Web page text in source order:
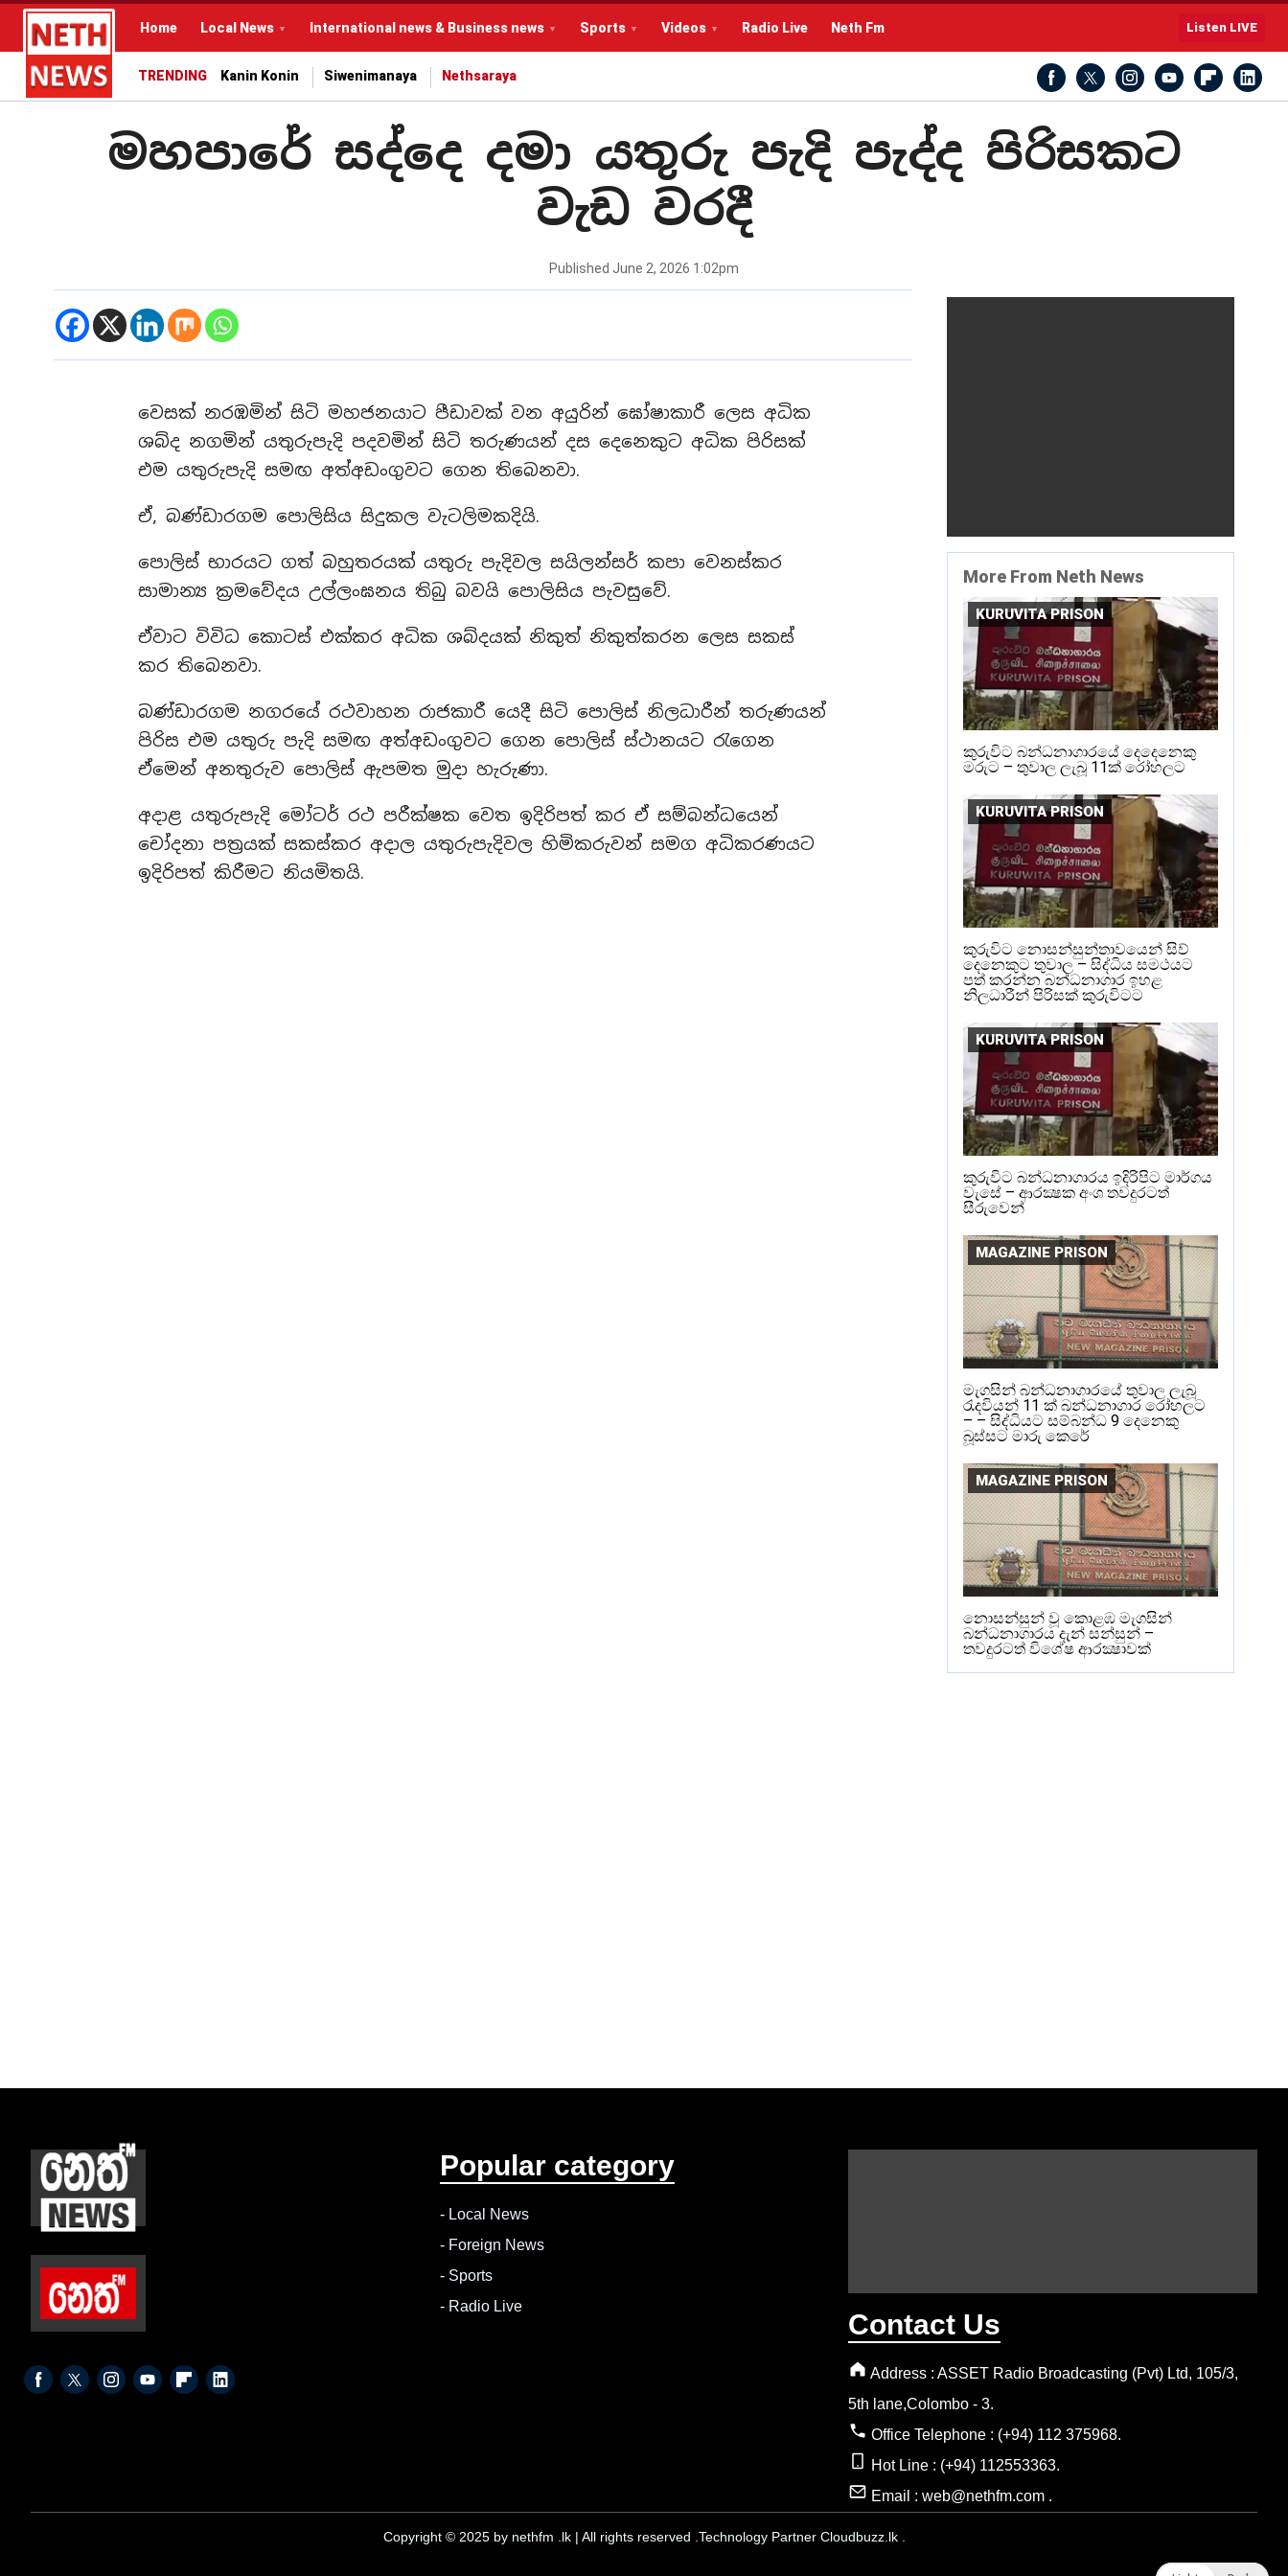
Home Local News International news & Business news Sports Videos Radio Live Neth Fm Listen LIVE
TRENDING Kanin Konin Siwenimanaya Nethsaraya
මහපාරේ සද්දෙ දමා යතුරු පැදි පැද්ද පිරිසකට
වැඩ වරදී
Published June 2, 2026 1:02pm
වෙසක් නරඹමින් සිටි මහජනයාට පීඩාවක් වන අයුරින් ඝෝෂාකාරී ලෙස අධික
ශබ්ද නගමින් යතුරුපැදි පදවමින් සිටි තරුණයන් දස දෙනෙකුට අධික පිරිසක්
එම යතුරුපැදි සමඟ අත්අඩංගුවට ගෙන තිබෙනවා.
ඒ, බණ්ඩාරගම පොලිසිය සිදුකල වැටලිමකදියි.
පොලිස් භාරයට ගත් බහුතරයක් යතුරු පැදිවල සයිලන්සර් කපා වෙනස්කර
සාමාන්‍ය ක්‍රමවේදය උල්ලංඝනය තිබු බවයි පොලිසිය පැවසුවේ.
ඒවාට විවිධ කොටස් එක්කර අධික ශබ්දයක් නිකුත් නිකුත්කරන ලෙස සකස්
කර තිබෙනවා.
බණ්ඩාරගම නගරයේ රථවාහන රාජකාරී යෙදී සිටි පොලිස් නිලධාරීන් තරුණයන්
පිරිස එම යතුරු පැදි සමඟ අත්අඩංගුවට ගෙන පොලිස් ස්ථානයට රැගෙන
ඒමෙන් අනතුරුව පොලිස් ඇපමත මුදා හැරුණා.
අදාළ යතුරුපැදි මෝටර් රථ පරීක්ෂක වෙත ඉදිරිපත් කර ඒ සම්බන්ධයෙන්
චෝදනා පත්‍රයක් සකස්කර අදාල යතුරුපැදිවල හිමිකරුවන් සමග අධිකරණයට
ඉදිරිපත් කිරීමට නියමිතයි.
More From Neth News
KURUVITA PRISON
කුරුවිට බන්ධනාගාරයේ දෙදෙනෙකු
මරුට – තුවාල ලැබූ 11ක් රෝහලට
KURUVITA PRISON
කුරුවිට නොසන්සුන්තාවයෙන් සිව්
දෙනෙකුට තුවාල – සිද්ධිය සමථයට
පත් කරන්න බන්ධනාගාර ඉහළ
නිලධාරීන් පිරිසක් කුරුවිටට
KURUVITA PRISON
කුරුවිට බන්ධනාගාරය ඉදිරිපිට මාර්ගය
වැසේ – ආරක්‍ෂක අංශ තවදුරටත්
සීරුවෙන්
MAGAZINE PRISON
මැගසින් බන්ධනාගාරයේ තුවාල ලැබූ
රැදවියන් 11 ක් බන්ධනාගාර රෝහලට
– – සිද්ධියට සම්බන්ධ 9 දෙනෙකු
බූස්සට මාරු කෙරේ
MAGAZINE PRISON
නොසන්සුන් වූ කොළඹ මැගසින්
බන්ධනාගාරය දැන් සන්සුන් –
තවදුරටත් විශේෂ ආරක්‍ෂාවක්
Popular category
- Local News
- Foreign News
- Sports
- Radio Live
Contact Us
Address : ASSET Radio Broadcasting (Pvt) Ltd, 105/3,
5th lane,Colombo - 3.
Office Telephone : (+94) 112 375968.
Hot Line : (+94) 112553363.
Email : web@nethfm.com .
Copyright © 2025 by nethfm .lk | All rights reserved .Technology Partner Cloudbuzz.lk .